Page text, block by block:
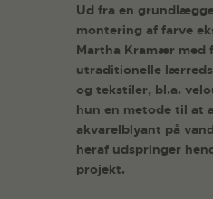
Ud fra en
montering af farve
Martha Kramær med
utraditionelle
og tekstiler, bl.a.
hun en metode til at
akvarelblyant på
heraf udspringer
projekt.